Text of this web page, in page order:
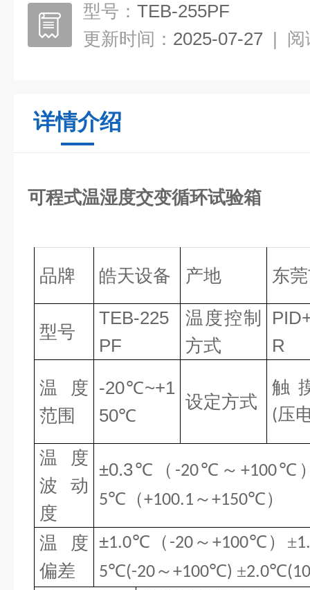
型号： TEB-255PF
更新时间： 2025-07-27 | 阅
详情介绍
可程式温湿度交变循环试验箱
品牌 皓天设备 产地 东
型号
TEB-225
PF
温度控制
方式
P
R
温度
范围
-20℃~+1
50℃
设定方式
触
(压
温度
波动
度
±0.3℃ （ -20℃～ +100℃
5℃（+100.1 ～+150℃）
温度
偏差
±1.0℃（ -20 ～+100℃）±
5℃(-20～+100℃) ±2.0℃